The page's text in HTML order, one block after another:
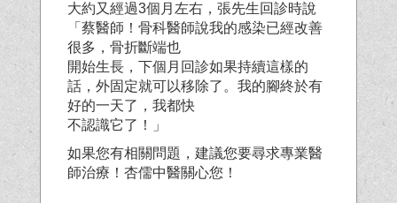
大約又經過3個月左右，張先生回診時說
「蔡醫師！骨科醫師說我的感染已經改善
很多，骨折斷端也
開始生長，下個月回診如果持續這樣的
話，外固定就可以移除了。我的腳終於有
好的一天了，我都快
不認識它了！」
如果您有相關問題，建議您要尋求專業醫
師治療！杏儒中醫關心您！